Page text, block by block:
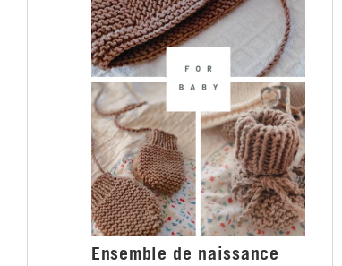
Ensemble de naissance